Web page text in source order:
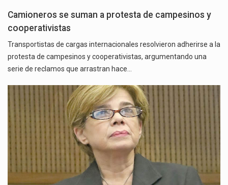
Camioneros se suman a protesta de campesinos y
cooperativistas
Transportistas de cargas internacionales resolvieron adherirse a la
protesta de campesinos y cooperativistas, argumentando una
serie de reclamos que arrastran hace…